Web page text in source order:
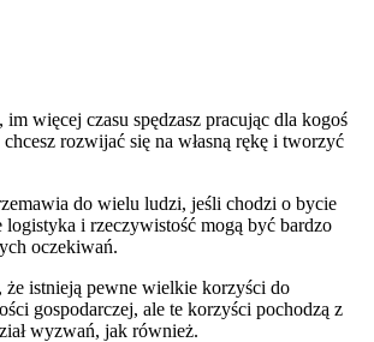
więcej czasu spędzasz pracując dla kogoś
rozwijać się na własną rękę i tworzyć
do wielu ludzi, jeśli chodzi o bycie
logistyka i rzeczywistość mogą być bardzo
oczekiwań.
że istnieją pewne wielkie korzyści do
gospodarczej, ale te korzyści pochodzą z
wyzwań, jak również.